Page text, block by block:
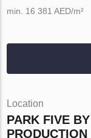
min. 16 381 AED/m²
Location
PARK FIVE